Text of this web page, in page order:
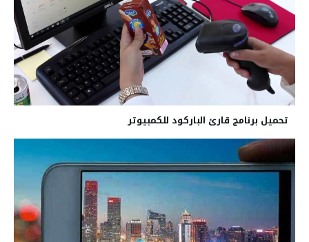
تحميل برنامج قارئ الباركود للكمبيوتر